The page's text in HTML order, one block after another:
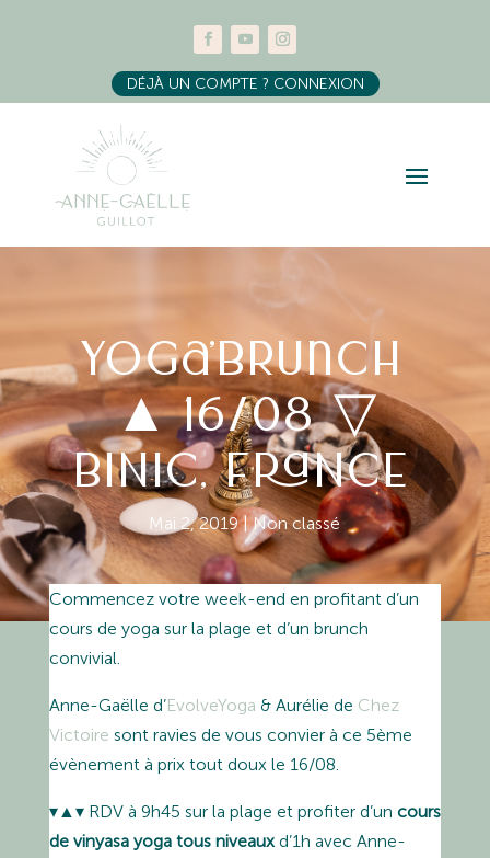
DÉJÀ UN COMPTE ? CONNEXION
Yoga’Brunch
▲ 16/08 ▽
BINIC, FRANCE
Mai 2, 2019|Non classé
Commencez votre week-end en profitant d’un
cours de yoga sur la plage et d’un brunch
convivial.
Anne-Gaëlle d’EvolveYoga & Aurélie de Chez
Victoire sont ravies de vous convier à ce 5ème
évènement à prix tout doux le 16/08.
▾▲▾ RDV à 9h45 sur la plage et profiter d’un cours
de vinyasa yoga tous niveauxd’1h avec Anne-